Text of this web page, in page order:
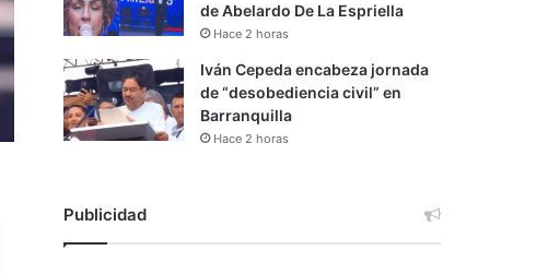
de Abelardo De La Espriella
Hace 2 horas
Iván Cepeda encabeza jornada
de “desobediencia civil” en
Barranquilla
Hace 2 horas
Publicidad